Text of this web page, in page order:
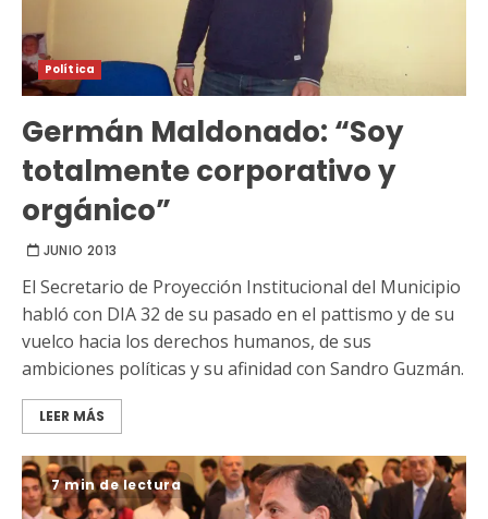
Política
Germán Maldonado: “Soy
totalmente corporativo y
orgánico”
JUNIO 2013
El Secretario de Proyección Institucional del Municipio
habló con DIA 32 de su pasado en el pattismo y de su
vuelco hacia los derechos humanos, de sus
ambiciones políticas y su afinidad con Sandro Guzmán.
LEER MÁS
7 min de lectura